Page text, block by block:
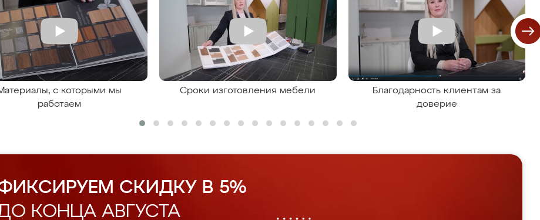
с которыми мы
работаем
Сроки изготовления мебели
Благодарность клиентам за
доверие
СКИДКУ В 5%
КОНЦА АВГУСТА